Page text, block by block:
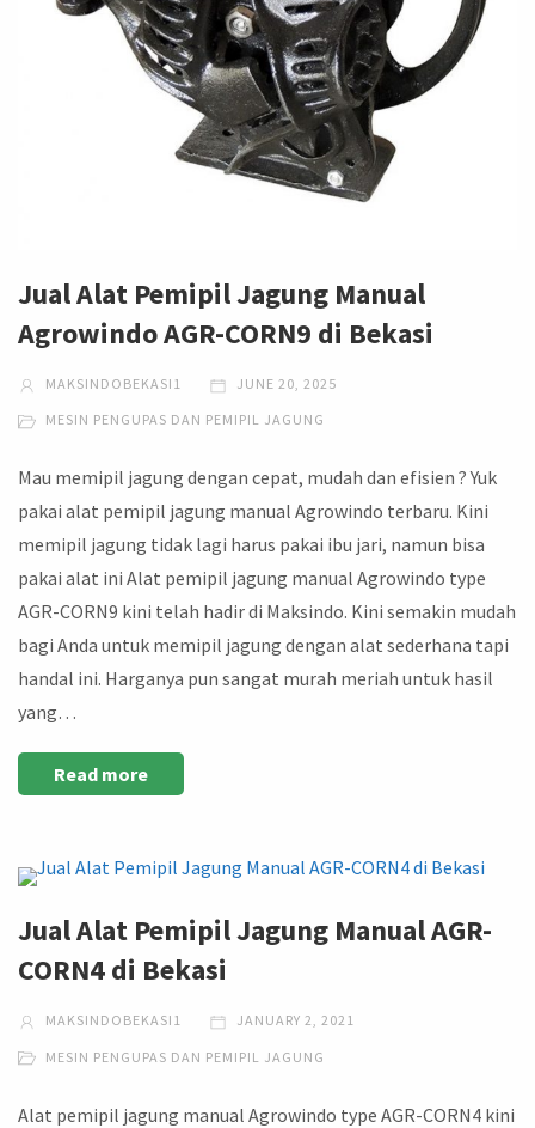
Jual Alat Pemipil Jagung Manual
Agrowindo AGR-CORN9 di Bekasi
MAKSINDOBEKASI1 JUNE 20, 2025
MESIN PENGUPAS DAN PEMIPIL JAGUNG
Mau memipil jagung dengan cepat, mudah dan efisien ? Yuk
pakai alat pemipil jagung manual Agrowindo terbaru. Kini
memipil jagung tidak lagi harus pakai ibu jari, namun bisa
pakai alat ini Alat pemipil jagung manual Agrowindo type
AGR-CORN9 kini telah hadir di Maksindo. Kini semakin mudah
bagi Anda untuk memipil jagung dengan alat sederhana tapi
handal ini. Harganya pun sangat murah meriah untuk hasil
yang…
Read more
Jual Alat Pemipil Jagung Manual AGR-
CORN4 di Bekasi
MAKSINDOBEKASI1 JANUARY 2, 2021
MESIN PENGUPAS DAN PEMIPIL JAGUNG
Alat pemipil jagung manual Agrowindo type AGR-CORN4 kini